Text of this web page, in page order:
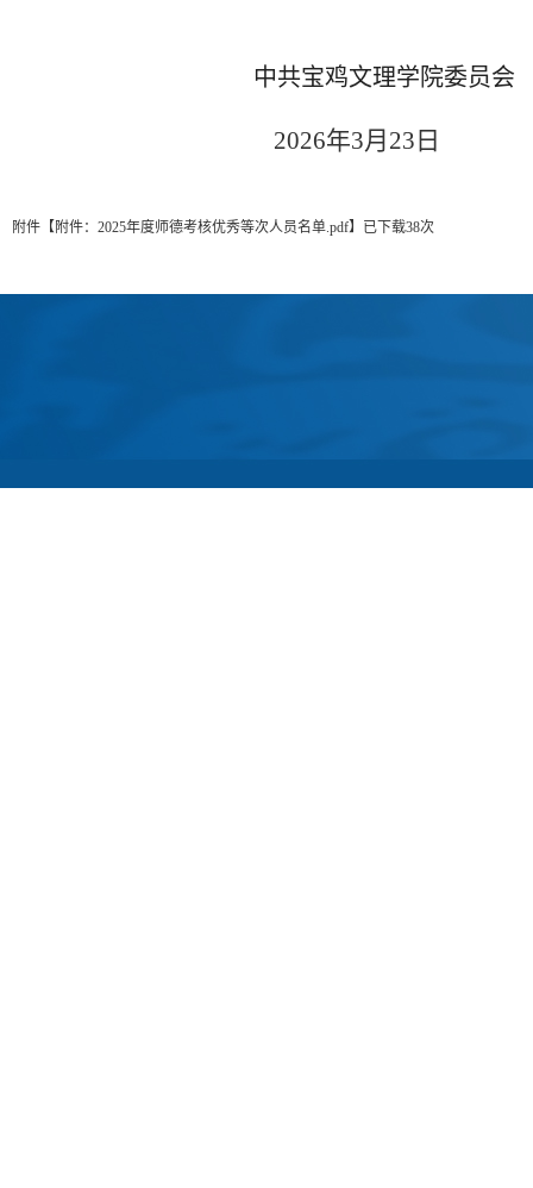
中共宝鸡文理学院委员会
2026年3月 23 日
附件【 附件：2025年度师德考核优秀等次人员名单.pdf】 已下载38次